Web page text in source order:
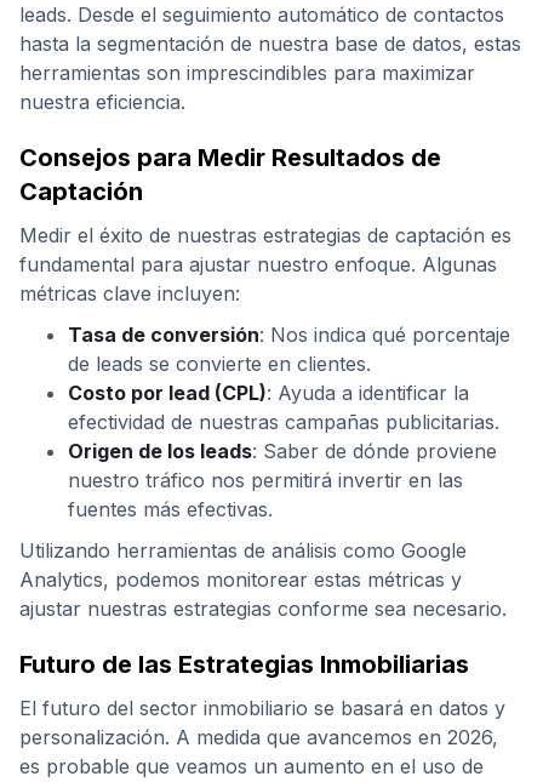
leads. Desde el seguimiento automático de contactos
hasta la segmentación de nuestra base de datos, estas
herramientas son imprescindibles para maximizar
nuestra eficiencia.
Consejos para Medir Resultados de
Captación
Medir el éxito de nuestras estrategias de captación es
fundamental para ajustar nuestro enfoque. Algunas
métricas clave incluyen:
Tasa de conversión: Nos indica qué porcentaje
de leads se convierte en clientes.
Costo por lead (CPL): Ayuda a identificar la
efectividad de nuestras campañas publicitarias.
Origen de los leads: Saber de dónde proviene
nuestro tráfico nos permitirá invertir en las
fuentes más efectivas.
Utilizando herramientas de análisis como Google
Analytics, podemos monitorear estas métricas y
ajustar nuestras estrategias conforme sea necesario.
Futuro de las Estrategias Inmobiliarias
El futuro del sector inmobiliario se basará en datos y
personalización. A medida que avancemos en 2026,
es probable que veamos un aumento en el uso de